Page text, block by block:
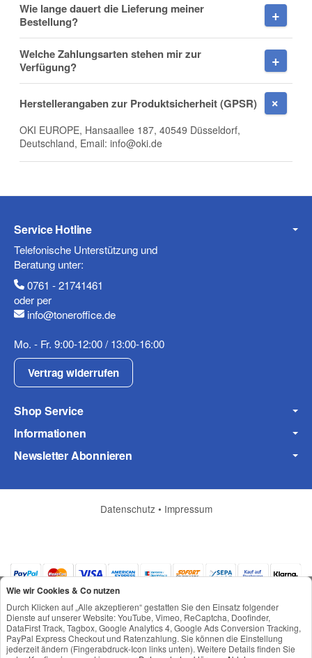
Nachname
Firma
Telefon
Mobiltelefon
Fax
Wie lange dauert die Lieferung meiner
Bestellung?
Welche Zahlungsarten stehen mir zur
Verfügung?
Herstellerangaben zur Produktsicherheit (GPSR)
OKI EUROPE, Hansaallee 187, 40549 Düsseldorf,
Deutschland, Email: info@oki.de
Service Hotline
Telefonische Unterstützung und
Beratung unter:
0761 - 21741461
oder per
info@toneroffice.de
Mo. - Fr. 9:00-12:00 / 13:00-16:00
Vertrag widerrufen
Shop Service
Informationen
Newsletter Abonnieren
Datenschutz • Impressum
Wie wir Cookies & Co nutzen
Durch Klicken auf „Alle akzeptieren“ gestatten Sie den Einsatz folgender
Dienste auf unserer Website: YouTube, Vimeo, ReCaptcha, Doofinder,
DataFirst Track, Tagbox, Google Analytics 4, Google Ads Conversion Tracking,
PayPal Express Checkout und Ratenzahlung. Sie können die Einstellung
jederzeit ändern (Fingerabdruck-Icon links unten). Weitere Details finden Sie